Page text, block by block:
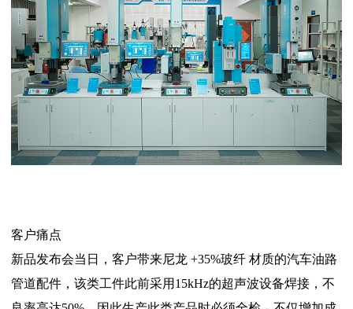
客户痛点
新品发布会当日，客户带来尼龙 +35%玻纤 材质的汽车油路
管道配件，该类工件此前采用15kHz的超声波设备焊接，不